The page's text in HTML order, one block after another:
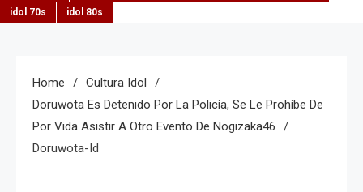
idol 70s
idol 80s
Home
Cultura Idol
Doruwota Es Detenido Por La Policía, Se Le Prohíbe De
Por Vida Asistir A Otro Evento De Nogizaka46
Doruwota-Id